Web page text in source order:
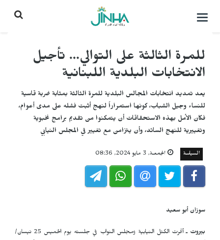
التحكم
للمرة الثالثة على التوالي... تأجيل
الانتخابات البلدية اللبنانية
يعد تمديد انتخابات المجالس البلدية للمرة الثالثة بمثابة ضربة قاسية
للنساء وجيل الشباب، كونها استمراراً لنهج أثبت فشله على مدى أعوام،
فكان الأمل بهذه الاستحقاقات أن يتمكنوا من تقديم برامج نخبوية
وتغييرية للنهج السائد، وأن يتزامن مع تغيير في المجلس النيابي
السياسة الجمعـة, 3 مايو 2024, 08:36
سوزان أبو سعيد
بيروت
ـ أقرت الكتل النيابية ومجلس النواب في جلسته يوم الخميس 25 نيسان/